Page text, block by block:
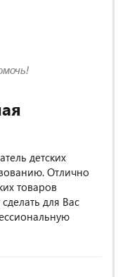
детских
Отлично
товаров
для Вас